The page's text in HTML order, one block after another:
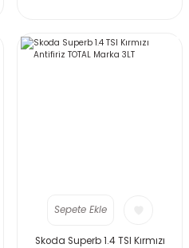
Sepete Ekle
Skoda Superb 1.4 TSI Kırmızı